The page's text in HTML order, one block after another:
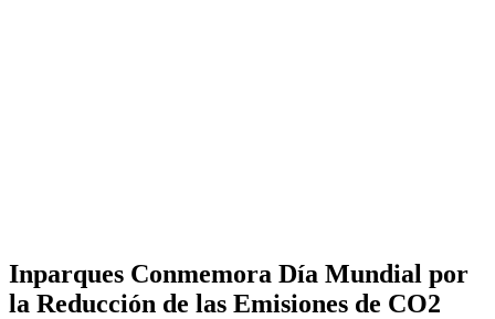
Inparques Conmemora Día Mundial por
la Reducción de las Emisiones de CO2